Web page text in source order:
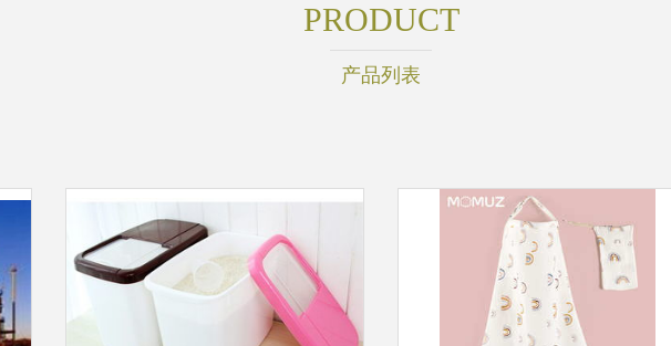
PRODUCT
产品列表